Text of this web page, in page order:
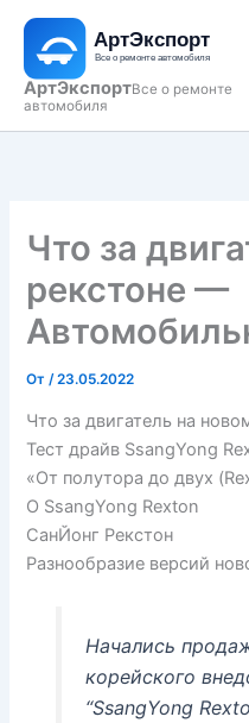
Перейти
содержимому
АртЭкспортВсе о ремонте
автомобиля
Что за
рекстоне —
От /23.05.2022
Что за двигатель на
Тест драйв SsangYong
«От полутора до двух
О SsangYong Rexton
СанЙонг Рекстон
Разнообразие версий
Начались
корейского
“SsangYong